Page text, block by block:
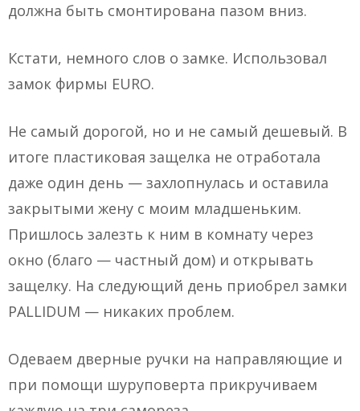
должна быть смонтирована пазом вниз.
Кстати, немного слов о замке. Использовал
замок фирмы EURO.
Не самый дорогой, но и не самый дешевый. В
итоге пластиковая защелка не отработала
даже один день — захлопнулась и оставила
закрытыми жену с моим младшеньким.
Пришлось залезть к ним в комнату через
окно (благо — частный дом) и открывать
защелку. На следующий день приобрел замки
PALLIDUM — никаких проблем.
Одеваем дверные ручки на направляющие и
при помощи шуруповерта прикручиваем